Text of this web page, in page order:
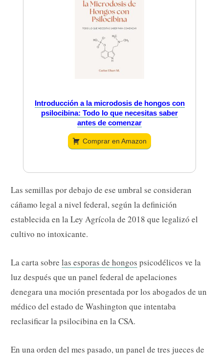
Introducción a la microdosis de hongos con
psilocibina: Todo lo que necesitas saber
antes de comenzar
Comprar en Amazon
Las semillas por debajo de ese umbral se consideran
cáñamo legal a nivel federal, según la definición
establecida en la Ley Agrícola de 2018 que legalizó el
cultivo no intoxicante.
La carta sobre las esporas de hongos psicodélicos ve la
luz después que un panel federal de apelaciones
denegara una moción presentada por los abogados de un
médico del estado de Washington que intentaba
reclasificar la psilocibina en la CSA.
En una orden del mes pasado, un panel de tres jueces de